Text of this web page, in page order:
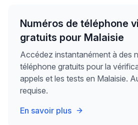
Numéros de téléphone
gratuits pour Malaisie
Accédez instantanément à des
téléphone gratuits pour la
appels et les tests en Malaisie.
requise.
En savoir plus